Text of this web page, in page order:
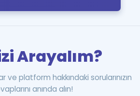
Arayalım?
ve platform hakkındaki sorularınızın
anında alın!